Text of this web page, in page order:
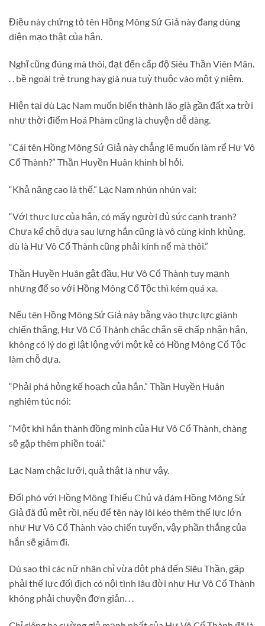
Điều này chứng tỏ tên Hồng Mông Sứ Giả này đang dùng
diện mạo thật của hắn.
Nghĩ cũng đúng mà thôi, đạt đến cấp độ Siêu Thần Viên Mãn.
. . bề ngoài trẻ trung hay già nua tuỳ thuộc vào một ý niệm.
Hiện tại dù Lạc Nam muốn biến thành lão già gần đất xa trời
như thời điểm Hoá Phàm cũng là chuyện dễ dàng.
“Cái tên Hồng Mông Sứ Giả này chẳng lẽ muốn làm rể Hư Vô
Cổ Thành?” Thần Huyền Huân khinh bỉ hỏi.
“Khả năng cao là thế.” Lạc Nam nhún nhún vai:
“Với thực lực của hắn, có mấy người đủ sức cạnh tranh?
Chưa kể chỗ dựa sau lưng hắn cũng là vô cùng kinh khủng,
dù là Hư Vô Cổ Thành cũng phải kính nể mà thôi.”
Thần Huyền Huân gật đầu, Hư Vô Cổ Thành tuy mạnh
nhưng để so với Hồng Mông Cổ Tộc thì kém quá xa.
Nếu tên Hồng Mông Sứ Giả này bằng vào thực lực giành
chiến thắng, Hư Vô Cổ Thành chắc chắn sẽ chấp nhận hắn,
không có lý do gì lật lộng với một kẻ có Hồng Mông Cổ Tộc
làm chỗ dựa.
“Phải phá hỏng kế hoạch của hắn.” Thần Huyền Huân
nghiêm túc nói:
“Một khi hắn thành đồng minh của Hư Vô Cổ Thành, chàng
sẽ gặp thêm phiền toái.”
Lạc Nam chậc lưỡi, quả thật là như vậy.
Đối phó với Hồng Mông Thiếu Chủ và đám Hồng Mông Sứ
Giả đã đủ mệt rồi, nếu để tên này lôi kéo thêm thế lực lớn
như Hư Vô Cổ Thành vào chiến tuyến, vậy phần thắng của
hắn sẽ giảm đi.
Dù sao thì các nữ nhân chỉ vừa đột phá đến Siêu Thần, gặp
phải thế lực đối địch có nội tình lâu đời như Hư Vô Cổ Thành
không phải chuyện đơn giản. . .